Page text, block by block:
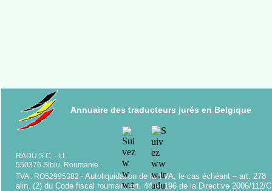
Annuaire des traducteurs jurés en Belgique
RADU S.C. - I.I.
550376 Sibiu, Roumanie
TVA : RO52995382 - Autoliquidation de la TVA, le cas échéant – art. 278
alin. (2) du Code fiscal roumain; art. 44 et 196 de la Directive 2006/112/